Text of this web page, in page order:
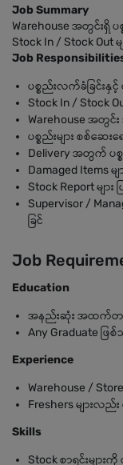
Job Summary
Warehouse အတွင်းရှိ
Stock In / Stock
Job
ပစ္စည်းလက်ခံခြင်းနှ
Stock In / Stock
Warehouse အတွင်
ပစ္စည်းများ စစ်ဆေး
Delivery အတွက် ပစ္စည်
Damaged Items မ
Stock Report များ
Supervisor /
ခြင်
Job
Education
အနည်းဆုံး အထက်တန်
Any Graduate ဖြ
Experience
Warehouse /
Freshers များလ
Skills
Stock စာရင်းမျ